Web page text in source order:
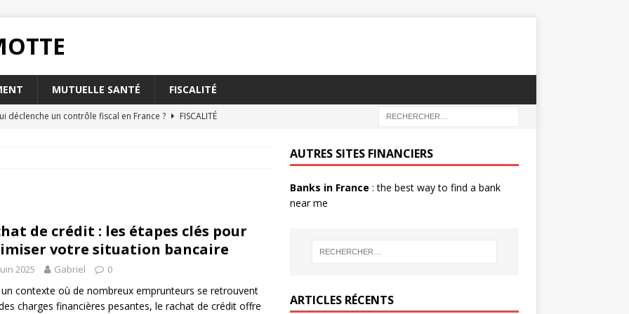
MUTUELLE SANTÉ FISCALITÉ
déclenche un contrôle fiscal en France ?
FISCALITÉ
envoyer un RIB par mail en toute sécurité ? QUOTIDIEN
de crédit : les étapes clés pour
votre situation bancaire
2025 Gabriel 0
contexte où de nombreux emprunteurs se retrouvent
charges financières pesantes, le rachat de crédit offre
AUTRES SITES FINANCIERS
Banks in France : the best way to find a bank
near me
ARTICLES RÉCENTS